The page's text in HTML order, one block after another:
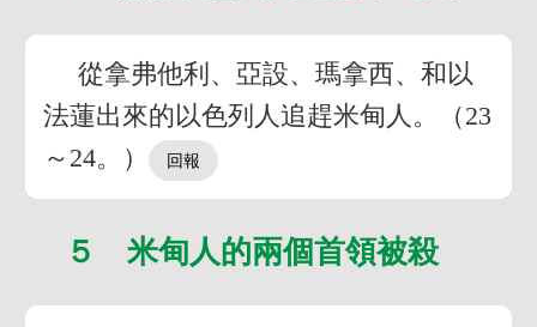
從拿弗他利、亞設、瑪拿西、和以
法蓮出來的以色列人追趕米甸人。（23
～24。）
５ 米甸人的兩個首領被殺